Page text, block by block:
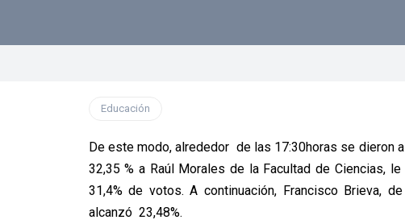
Educación
De este modo, alrededor de las 17:30horas se dieron
32,35 % a Raúl Morales de la Facultad de Ciencias,
31,4% de votos. A continuación, Francisco Brieva,
alcanzó 23,48%.